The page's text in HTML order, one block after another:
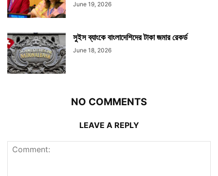
June 19, 2026
সুইস ব্যাংকে বাংলাদেশিদের টাকা জমার রেকর্ড
June 18, 2026
NO COMMENTS
LEAVE A REPLY